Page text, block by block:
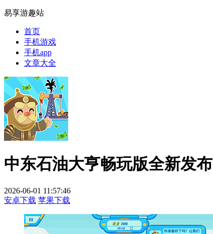
易享游趣站
首页
手机游戏
手机app
文章大全
中东石油大亨畅玩版全新发布
2026-06-01 11:57:46
安卓下载 苹果下载